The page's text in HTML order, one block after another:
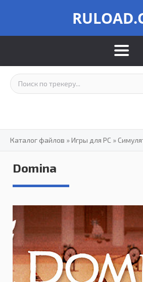
Каталог файлов »Игры для PC »
Domina